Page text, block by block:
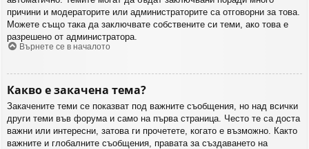
причини и модераторите или администраторите са отговорни за това.
Можете също така да заключвате собствените си теми, ако това е
разрешено от администратора.
Върнете се в началото
Какво е закачена тема?
Закачените теми се показват под важните съобщения, но над всички
други теми във форума и само на първа страница. Често те са доста
важни или интересни, затова ги прочетете, когато е възможно. Както
важните и глобалните съобщения, правата за създаването на